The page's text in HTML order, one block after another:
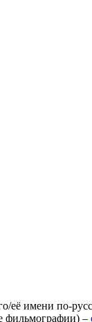
её имени по-
фильмографии) –